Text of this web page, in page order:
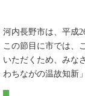
河内長野市は、平成
この節目に市では、
いただくため、みな
わちながの温故知新